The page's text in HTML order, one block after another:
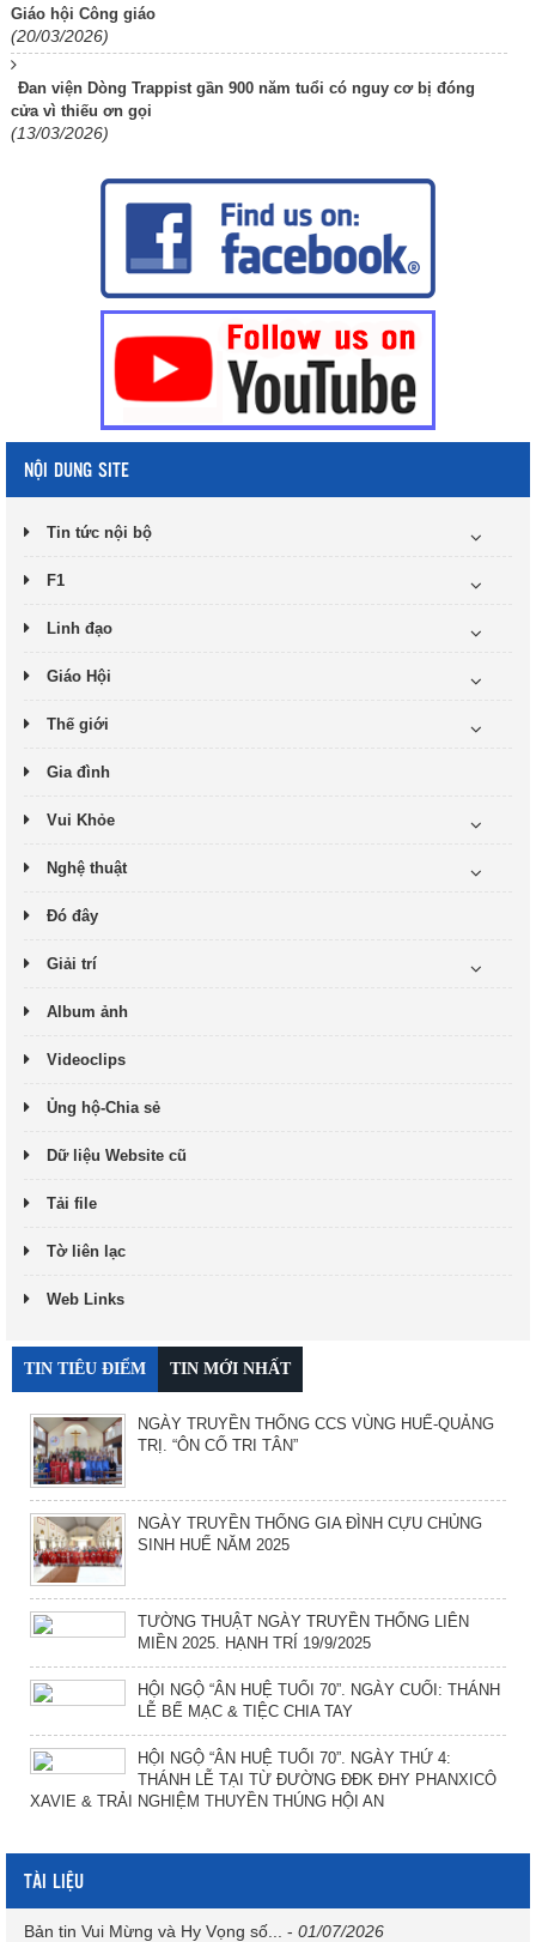
Giáo hội Công giáo
(20/03/2026)
Đan viện Dòng Trappist gần 900 năm tuổi có nguy cơ bị đóng
cửa vì thiếu ơn gọi
(13/03/2026)
NỘI DUNG SITE
Tin tức nội bộ
F1
Linh đạo
Giáo Hội
Thế giới
Gia đình
Vui Khỏe
Nghệ thuật
Đó đây
Giải trí
Album ảnh
Videoclips
Ủng hộ-Chia sẻ
Dữ liệu Website cũ
Tải file
Tờ liên lạc
Web Links
TIN TIÊU ĐIỂM TIN MỚI NHẤT
NGÀY TRUYỀN THỐNG CCS VÙNG HUẾ-QUẢNG
TRỊ. “ÔN CỐ TRI TÂN”
NGÀY TRUYỀN THỐNG GIA ĐÌNH CỰU CHỦNG
SINH HUẾ NĂM 2025
TƯỜNG THUẬT NGÀY TRUYỀN THỐNG LIÊN
MIỀN 2025. HẠNH TRÍ 19/9/2025
HỘI NGỘ “ÂN HUỆ TUỔI 70”. NGÀY CUỐI: THÁNH
LỄ BẾ MẠC & TIỆC CHIA TAY
HỘI NGỘ “ÂN HUỆ TUỔI 70”. NGÀY THỨ 4:
THÁNH LỄ TẠI TỪ ĐƯỜNG ĐĐK ĐHY PHANXICÔ
XAVIE & TRẢI NGHIỆM THUYỀN THÚNG HỘI AN
TÀI LIỆU
Bản tin Vui Mừng và Hy Vọng số... - 01/07/2026